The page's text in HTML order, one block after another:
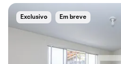
Exclusivo Em breve